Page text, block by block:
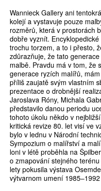
Wannieck Gallery ani
kolejí a vystavuje pouze
rozměrů, která v prostorách
dobře vyznít.
trochu torzem, a to i přesto,
zdůrazňuje, že tato
malbě. Pravdu má v tom, že
generace ryzích malířů,
příliš zaujatě svým vlastním
prezentace o drobnější
Jaroslava Róny, Michala
představilo danou periodu
tohoto úkolu někdo v
kritická revize 80. let visí ve
bylo v lednu v Národní
Sympozium o malířství a
loni v létě proběhla na
o zmapování stejného
lety pokusila výstava
výtvarnom umení